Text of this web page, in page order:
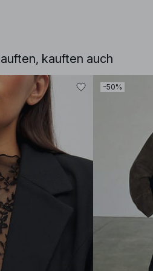
kauften auch
-50%